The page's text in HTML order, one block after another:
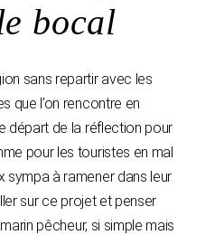
bocal
sans repartir avec les
que l’on rencontre en
départ de la réflection pour
pour les touristes en mal
sympa à ramener dans leur
sur ce projet et penser
pêcheur, si simple mais